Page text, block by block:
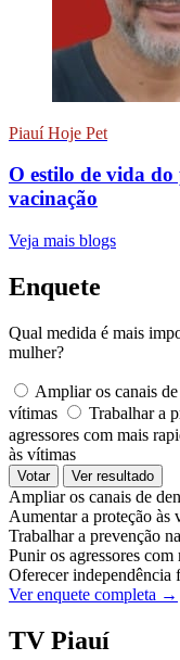
Piauí Hoje Pet
O estilo de vida do
vacinação
Veja mais blogs
Enquete
Qual medida é mais
mulher?
Ampliar os canais
vítimas
Trabalhar a
agressores com mais
às vítimas
Votar Ver resultado
Ampliar os canais de
Aumentar a proteção às
Trabalhar a prevenção
Punir os agressores com
Oferecer independência
Ver enquete completa →
TV Piauí